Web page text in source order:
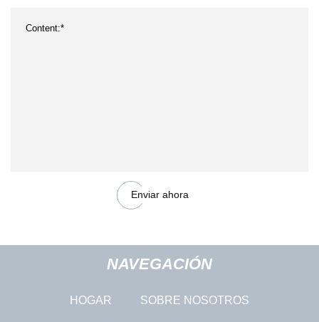
Enviar ahora
NAVEGACIÓN
HOGAR SOBRE NOSOTROS